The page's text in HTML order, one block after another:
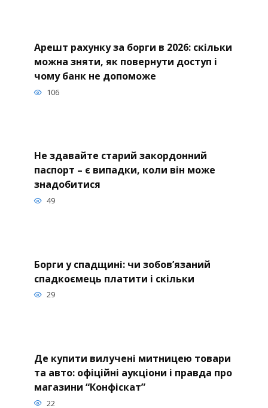
Арешт рахунку за борги в 2026: скільки
можна зняти, як повернути доступ і
чому банк не допоможе
106
Не здавайте старий закордонний
паспорт – є випадки, коли він може
знадобитися
49
Борги у спадщині: чи зобов’язаний
спадкоємець платити і скільки
29
Де купити вилучені митницею товари
та авто: офіційні аукціони і правда про
магазини “Конфіскат”
22